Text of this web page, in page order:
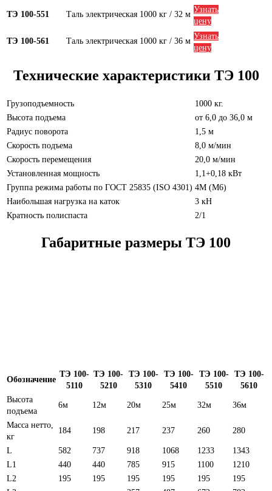
ТЭ 100-551 Таль электрическая 1000 кг / 32 м
Узнать
цену
ТЭ 100-561 Таль электрическая 1000 кг / 36 м
Узнать
цену
Технические характеристики ТЭ 100
Грузоподъемность
1000 кг.
Высота подъема
от 6,0 до 36,0 м
Радиус поворота
1,5 м
Скорость подъема
8,0 м/мин
Скорость перемещения
20,0 м/мин
Установленная мощность
1,1+0,18 кВт
Группа режима работы по ГОСТ 25835 (ISO 4301) 4М (М6)
Наибольшая нагрузка на каток
3 кН
Кратность полиспаста
2/1
Габаритные размеры ТЭ 100
Обозначение
ТЭ 100-
5110
ТЭ 100-
5210
ТЭ 100-
5310
ТЭ 100-
5410
ТЭ 100-
5510
ТЭ 100-
5610
Высота
подъема
6м 12м 20м 25м 32м 36м
Масса нетто,
кг
184 198 217 237 260 280
L 582 737 918 1068 1233
1343
L1
440 440 785 915 1100
1210
L2
195 195 195 195 195
195